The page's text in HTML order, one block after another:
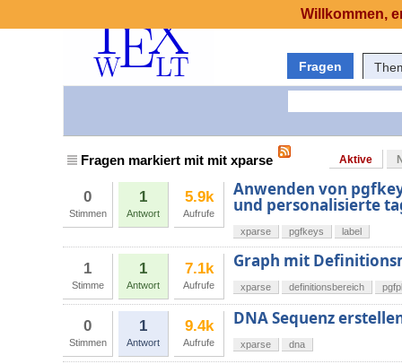
Fragen
Fragen markiert mit mit xparse Aktive
0
Stimmen
1
Antwort
5.9k
Aufrufe
Anwenden von
und personalisierte
xparse pgfkeys label
1
Stimme
1
Antwort
7.1k
Aufrufe
Graph mit
xparse definitionsbereich
0
Stimmen
1
Antwort
9.4k
Aufrufe
DNA Sequenz
xparse dna
Willkommen,